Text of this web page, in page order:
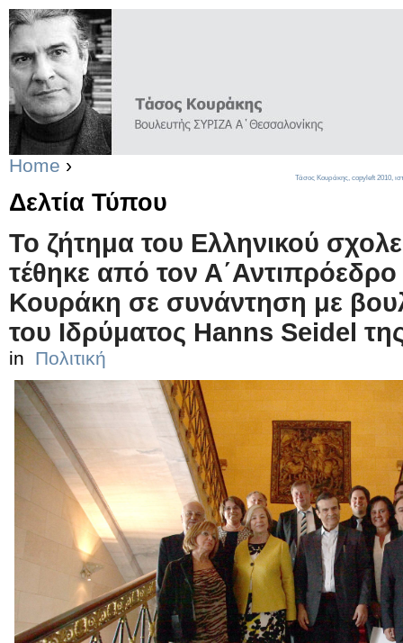
Home ›
Δελτία Τύπου
To ζήτημα του Ελληνικού
τέθηκε από τον
Κουράκη σε συνάντηση με
του Ιδρύματος Hanns Seidel
in Πολιτική
Τάσος Κουράκης, copyleft 2010,